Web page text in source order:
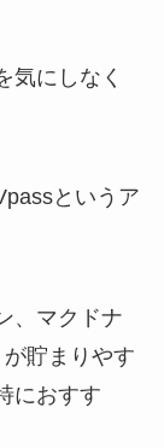
気にしなく
というア
、マクドナ
貯まりやす
におすす